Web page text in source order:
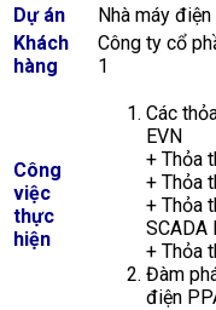
Dự án
Nhà máy
Khách
hàng
Công ty cổ
1
Công
việc
thực
hiện
Các
EVN
+ Thỏa
+ Thỏa
+ Thỏa
SCADA
+ Thỏa
Đàm
điện